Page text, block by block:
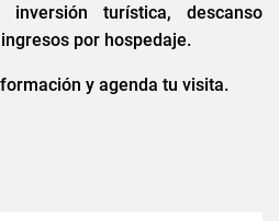
inversión turística, descanso
por hospedaje.
y agenda tu visita.